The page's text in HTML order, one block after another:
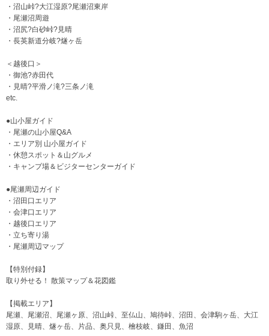
・沼山峠?大江湿原?尾瀬沼東岸
・尾瀬沼周遊
・沼尻?白砂峠?見晴
・長英新道分岐?燧ヶ岳
＜越後口＞
・御池?赤田代
・見晴?平滑ノ滝?三条ノ滝
etc.
●山小屋ガイド
・尾瀬の山小屋Q&A
・エリア別 山小屋ガイド
・休憩スポット＆山グルメ
・キャンプ場＆ビジターセンターガイド
●尾瀬周辺ガイド
・沼田口エリア
・会津口エリア
・越後口エリア
・立ち寄り湯
・尾瀬周辺マップ
【特別付録】
取り外せる！ 散策マップ＆花図鑑
【掲載エリア】
尾瀬、尾瀬沼、尾瀬ヶ原、沼山峠、至仏山、鳩待峠、沼田、会津駒ヶ岳、大江
湿原、見晴、燧ヶ岳、片品、奥只見、檜枝岐、鎌田、魚沼